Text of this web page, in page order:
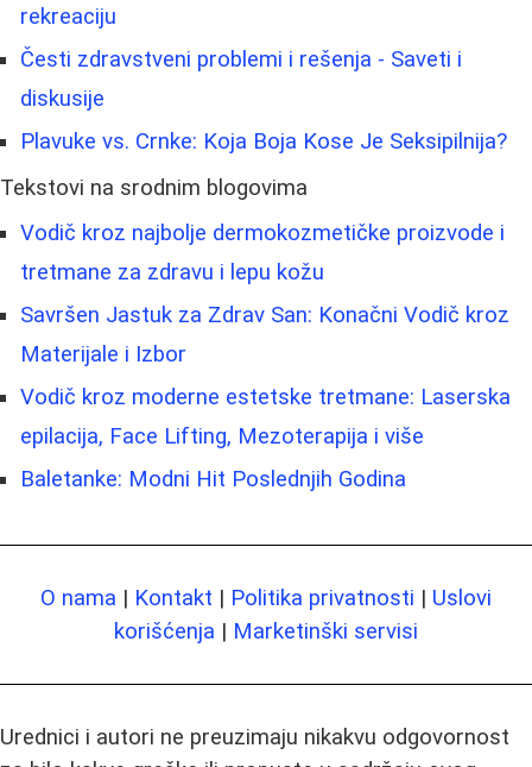
rekreaciju
Česti zdravstveni problemi i rešenja - Saveti i
diskusije
Plavuke vs. Crnke: Koja Boja Kose Je Seksipilnija?
Tekstovi na srodnim blogovima
Vodič kroz najbolje dermokozmetičke proizvode i
tretmane za zdravu i lepu kožu
Savršen Jastuk za Zdrav San: Konačni Vodič kroz
Materijale i Izbor
Vodič kroz moderne estetske tretmane: Laserska
epilacija, Face Lifting, Mezoterapija i više
Baletanke: Modni Hit Poslednjih Godina
O nama | Kontakt | Politika privatnosti | Uslovi
korišćenja | Marketinški servisi
Urednici i autori ne preuzimaju nikakvu odgovornost